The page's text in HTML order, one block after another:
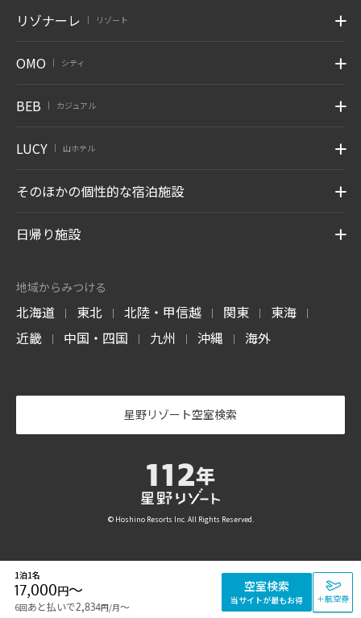
1泊1名
17,000円〜
6回あと払いで2,834円/月〜
空室検索
当サイトが最もお得 ＋航空券
リゾナーレ リゾート
OMO シティ
BEB カジュアル
LUCY 山ホテル
そのほかの個性的な宿泊施設
日帰り施設
地域からみつける
北海道 | 東北 | 北陸・甲信越 | 関東 | 東海 |
近畿 | 中国・四国 | 九州 | 沖縄 | 海外
星野リゾート空室検索
© Hoshino Resorts Inc. All Rights Reserved.